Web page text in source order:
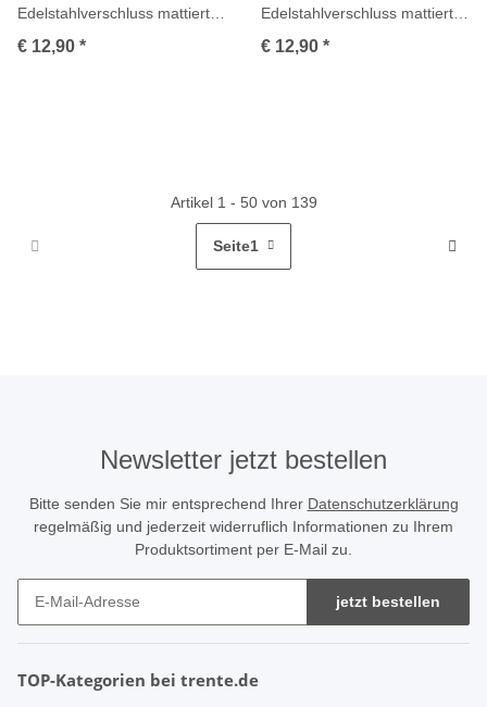
Edelstahlverschluss mattiert
Multicolor
€ 12,90 *
Edelstahlverschluss mattiert
Multicolor
€ 12,90 *
Artikel 1 - 50 von 139
Seite1
Newsletter jetzt bestellen
Bitte senden Sie mir entsprechend Ihrer Datenschutzerklärung
regelmäßig und jederzeit widerruflich Informationen zu Ihrem
Produktsortiment per E-Mail zu.
jetzt bestellen
TOP-Kategorien bei trente.de